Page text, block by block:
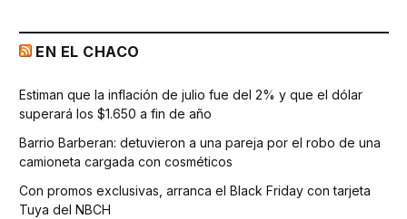
EN EL CHACO
Estiman que la inflación de julio fue del 2% y que el dólar
superará los $1.650 a fin de año
Barrio Barberan: detuvieron a una pareja por el robo de una
camioneta cargada con cosméticos
Con promos exclusivas, arranca el Black Friday con tarjeta
Tuya del NBCH